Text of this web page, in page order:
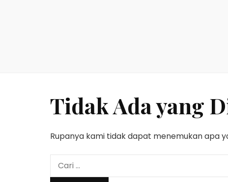
Tidak Ada yang
Rupanya kami tidak dapat menemukan apa
Cari